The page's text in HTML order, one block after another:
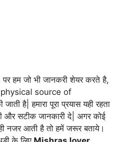
पर हम जो भी जानकरी शेयर करते है,
physical source of
है| हमारा पूरा प्रयास यही रहता
और सटीक जानकारी दे| अगर कोई
नजर आती है तो हमें जरूर बताये।